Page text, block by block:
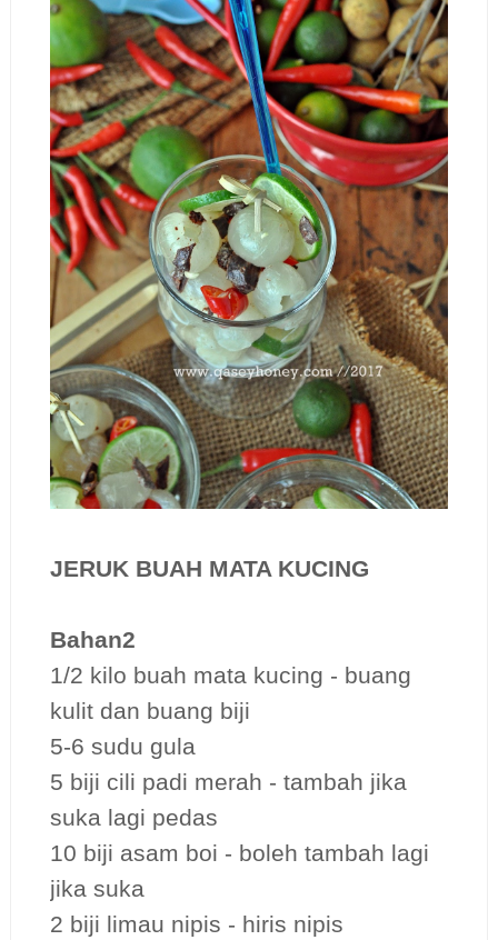
JERUK BUAH MATA KUCING
Bahan2
1/2 kilo buah mata kucing - buang
kulit dan buang biji
5-6 sudu gula
5 biji cili padi merah - tambah jika
suka lagi pedas
10 biji asam boi - boleh tambah lagi
jika suka
2 biji limau nipis - hiris nipis